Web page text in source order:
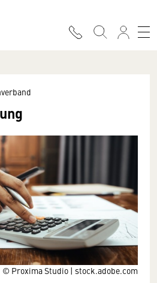
© Proxima Studio | stock.adobe.com